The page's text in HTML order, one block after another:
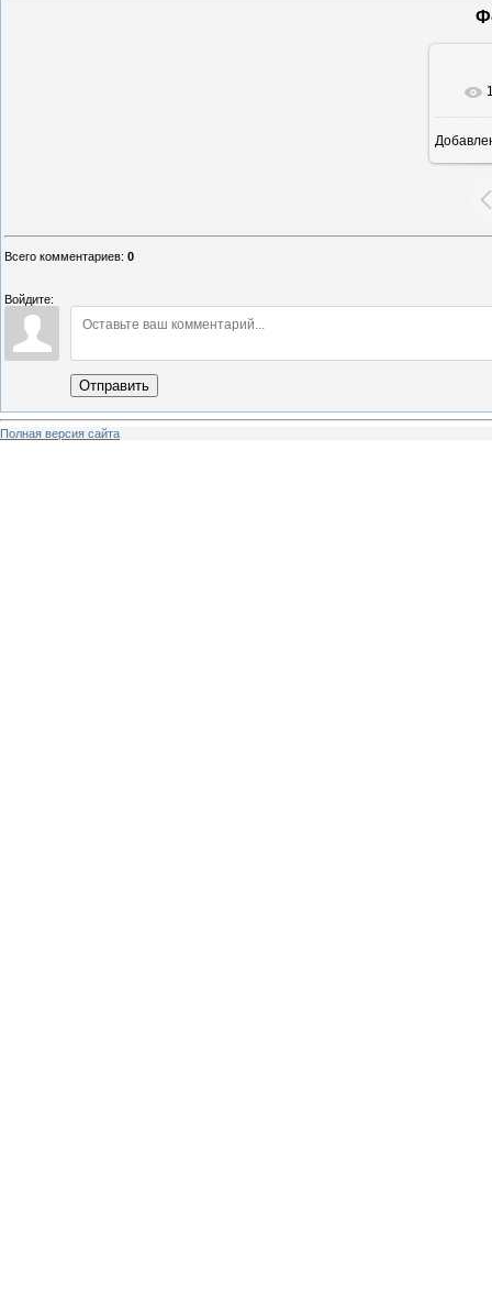
Всего комментариев: 0
Войдите:
Отправить
Полная версия сайта